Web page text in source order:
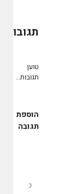
תגובות
טוען
תגובות...
הוספת
תגובה